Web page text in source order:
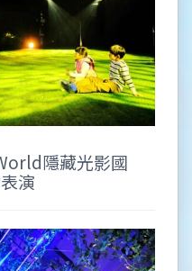
隱藏光影國
演